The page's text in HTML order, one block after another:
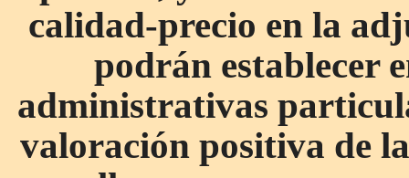
calidad-precio en la
podrán establecer
administrativas
valoración positiva de